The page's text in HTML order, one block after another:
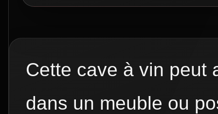
Cette cave à vin peut
dans un meuble ou